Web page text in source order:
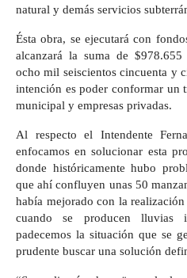
natural y demás servicios
Ésta obra, se ejecutará con
alcanzará la suma de
ocho mil seiscientos cincuenta y
intención es poder conformar un
municipal y empresas privadas.
Al respecto el Intendente
enfocamos en solucionar esta
donde históricamente hubo
que ahí confluyen unas 50
había mejorado con la
cuando se producen lluvias
padecemos la situación que se
prudente buscar una solución